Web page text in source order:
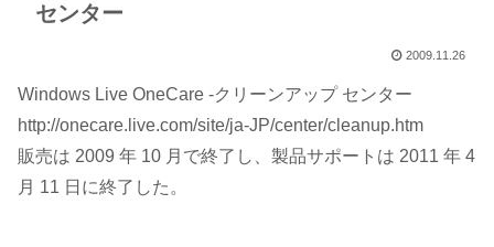
センター
2009.11.26
Windows Live OneCare -クリーンアップ センター
​http://onecare.live.com/site/ja-JP/center/cleanup.htm​
販売は 2009 年 10 月で終了し、製品サポートは 2011 年 4
月 11 日に終了した。